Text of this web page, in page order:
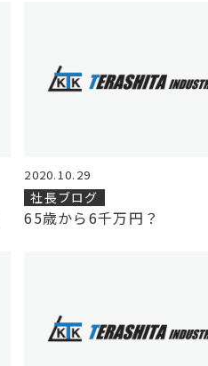
2020.10.29
社長ブログ
65歳から6千万円？